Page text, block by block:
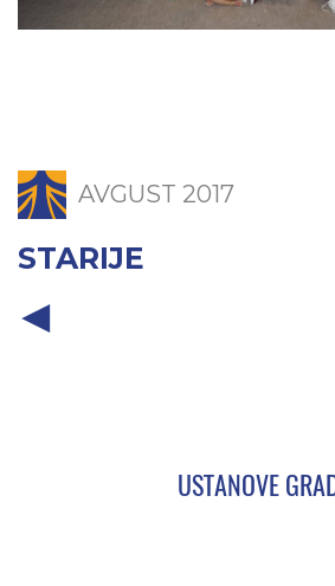
AVGUST 2017
STARIJE
USTANOVE